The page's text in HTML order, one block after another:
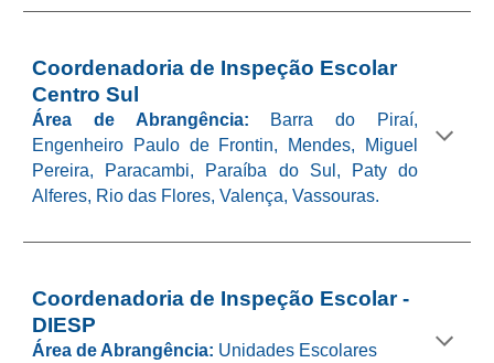
Coordenadoria de Inspeção Escolar
Centro Sul
Área de Abrangência: Barra do Piraí,
Engenheiro Paulo de Frontin, Mendes, Miguel
Pereira, Paracambi, Paraíba do Sul, Paty do
Alferes, Rio das Flores, Valença, Vassouras.
Coordenadoria de Inspeção Escolar-
DIESP
Área de Abrangência: Unidades Escolares